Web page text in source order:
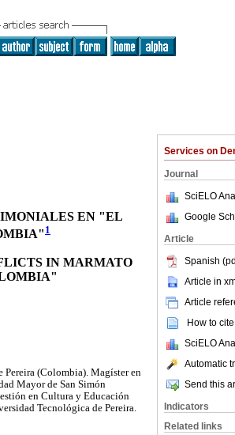
Services on
Journal
SciELO
Google
Article
Spanish
Article in
Article
How to
SciELO
Automatic
Send this
Indicators
Related links
EN "EL
1
IN MARMATO
(Colombia). Magíster en
Mayor de San Simón
en Cultura y Educación
Tecnológica de Pereira.